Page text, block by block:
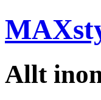
Allt